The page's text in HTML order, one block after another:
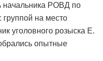
начальника РОВД по
на место
уголовного розыска Е.
опытные